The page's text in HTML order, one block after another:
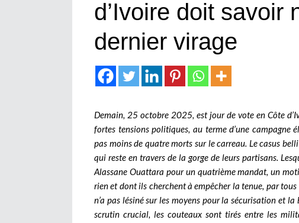
d’Ivoire doit savoir
dernier virage
Demain, 25 octobre 2025, est jour de vote en Côte
fortes tensions politiques, au terme d’une campagne
pas moins de quatre morts sur le carreau. Le casus
qui reste en travers de la gorge de leurs partisans.
Alassane Ouattara pour un quatrième mandat, un
rien et dont ils cherchent à empêcher la tenue, par
n’a pas lésiné sur les moyens pour la sécurisation et
scrutin crucial, les couteaux sont tirés entre les